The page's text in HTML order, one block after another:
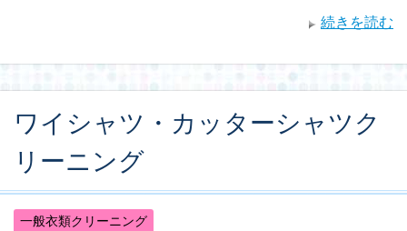
続きを読む
ワイシャツ・カッターシャツク
リーニング
一般衣類クリーニング